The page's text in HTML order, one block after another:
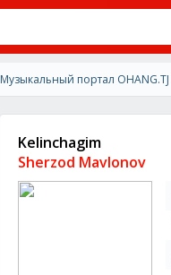
Музыкальный портал OHANG.TJ
Kelinchagim
Sherzod Mavlonov